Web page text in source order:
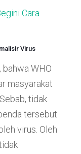
Cara
Virus
bahwa WHO
masyarakat
tidak
tersebut
virus. Oleh